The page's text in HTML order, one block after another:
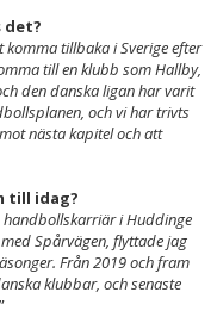
det?
komma tillbaka i Sverige efter
till en klubb som Hallby,
den danska ligan har varit
och vi har trivts
nästa kapitel och att
till idag?
handbollskarriär i Huddinge
Spårvägen, flyttade jag
Från 2019 och fram
klubbar, och senaste
”